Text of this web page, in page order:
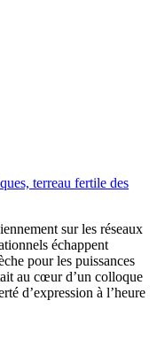
terreau fertile des
sur les réseaux
échappent
pour les puissances
au cœur d’un colloque
d’expression à l’heure